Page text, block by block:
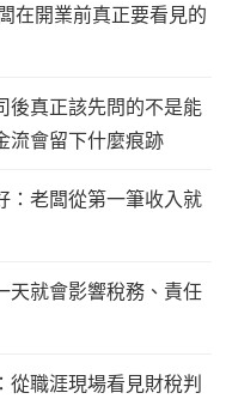
在開業前真正要看見的
後真正該先問的不是能
流會留下什麼痕跡
：老闆從第一筆收入就
天就會影響稅務、責任
從職涯現場看見財稅判